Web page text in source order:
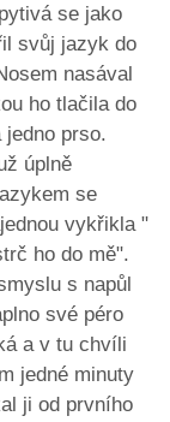
se jako
svůj jazyk do
nasával
ho tlačila do
prso.
úplně
se
vykřikla "
ho do mě".
s napůl
své péro
a v tu chvíli
jedné minuty
ji od prvního